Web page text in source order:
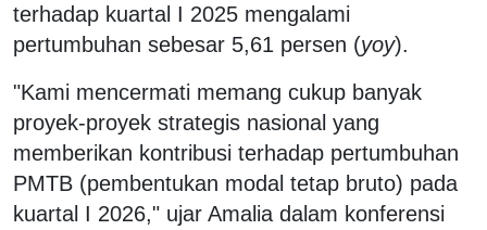
terhadap kuartal I 2025 mengalami
pertumbuhan sebesar 5,61 persen (yoy).
"Kami mencermati memang cukup banyak
proyek-proyek strategis nasional yang
memberikan kontribusi terhadap pertumbuhan
PMTB (pembentukan modal tetap bruto) pada
kuartal I 2026," ujar Amalia dalam konferensi